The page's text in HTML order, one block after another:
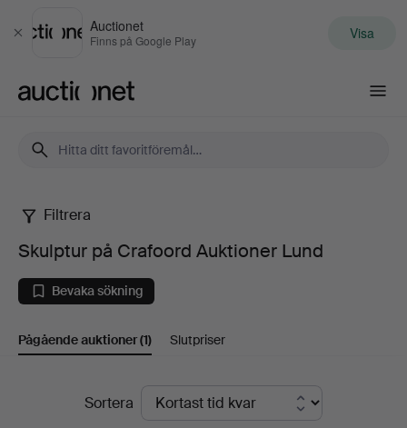
Stäng
Auctionet
Finns på Google Play Visa
Skulptur
på
Crafoord
Auktioner
Filtrera
Skulptur på Crafoord Auktioner Lund
Bevaka sökning
Pågående auktioner(1) Slutpriser
PågåendeSortera